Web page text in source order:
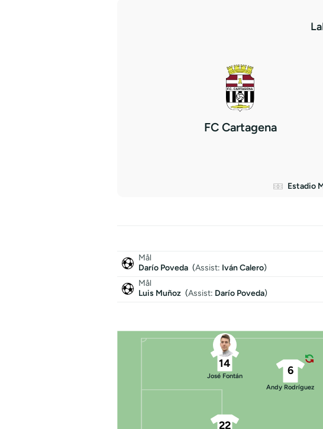
FC Cartagena
Estadio
Mål
Darío Poveda (Assist: Iván Calero)
Mål
Luis Muñoz (Assist: Darío Poveda)
14
José Fontán
22
6
Andy Rodríguez